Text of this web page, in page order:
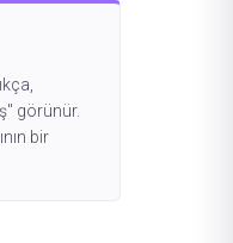
görünür.
bir